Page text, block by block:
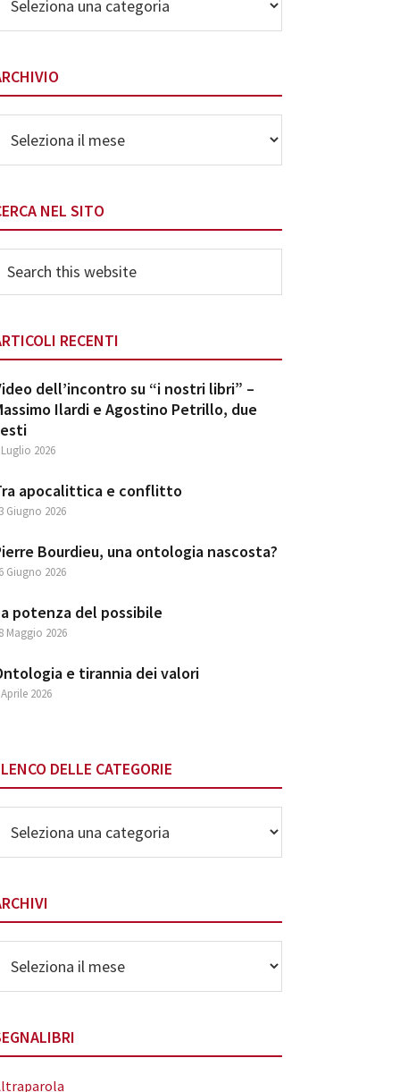
delle
NEL SITO
this
RECENTI
dell’incontro su “i nostri libri” –
Ilardi e Agostino Petrillo, due
2026
apocalittica e conflitto
Giugno 2026
Bourdieu, una ontologia nascosta?
Giugno 2026
potenza del possibile
Maggio 2026
e tirannia dei valori
2026
DELLE CATEGORIE
delle